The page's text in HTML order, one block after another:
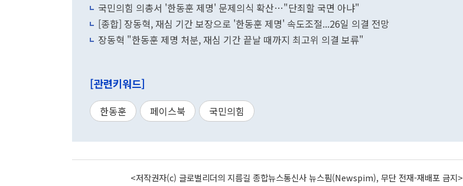
국민의힘 의총서 '한동훈 제명' 문제의식 확산…"단죄할 국면 아냐"
[종합] 장동혁, 재심 기간 보장으로 '한동훈 제명' 속도조절...26일 의결 전망
장동혁 "한동훈 제명 처분, 재심 기간 끝날 때까지 최고위 의결 보류"
[관련키워드]
한동훈 페이스북 국민의힘
<저작권자(c) 글로벌리더의 지름길 종합뉴스통신사 뉴스핌(Newspim), 무단 전재-재배포 금지>